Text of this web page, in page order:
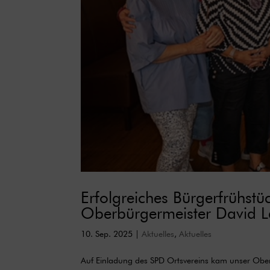
Erfolgreiches
Oberbürgermeister David
10. Sep. 2025 Aktuelles, Aktuelles
Auf Einladung des SPD Ortsvereins kam unser